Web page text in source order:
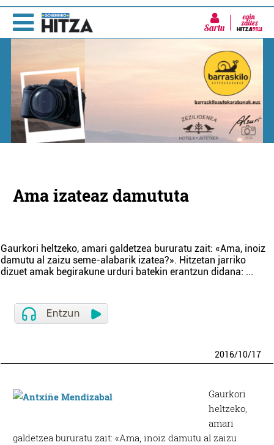
Sartu
Ama izateaz damututa
Gaurkori heltzeko, amari galdetzea bururatu zait: «Ama, inoiz
damutu al zaizu seme-alabarik izatea?». Hitzetan jarriko
dizuet amak begirakune urduri batekin erantzun didana: ...
2016/10/17
Gaurkori
heltzeko,
amari
galdetzea bururatu zait: «Ama, inoiz damutu al zaizu